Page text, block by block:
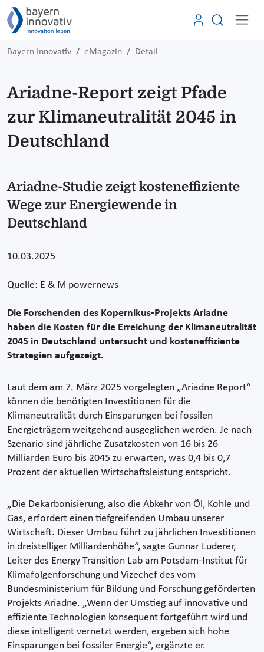
Bayern Innovativ eMagazin Detail
Ariadne-Report zeigt Pfade
zur Klimaneutralität 2045 in
Deutschland
Ariadne-Studie zeigt kosteneffiziente
Wege zur Energiewende in
Deutschland
10.03.2025
Quelle: E & M powernews
Die Forschenden des Kopernikus-Projekts Ariadne
haben die Kosten für die Erreichung der Klimaneutralität
2045 in Deutschland untersucht und kosteneffiziente
Strategien aufgezeigt.
Laut dem am 7. März 2025 vorgelegten „Ariadne Report“
können die benötigten Investitionen für die
Klimaneutralität durch Einsparungen bei fossilen
Energieträgern weitgehend ausgeglichen werden. Je nach
Szenario sind jährliche Zusatzkosten von 16 bis 26
Milliarden Euro bis 2045 zu erwarten, was 0,4 bis 0,7
Prozent der aktuellen Wirtschaftsleistung entspricht.
„Die Dekarbonisierung, also die Abkehr von Öl, Kohle und
Gas, erfordert einen tiefgreifenden Umbau unserer
Wirtschaft. Dieser Umbau führt zu jährlichen Investitionen
in dreistelliger Milliardenhöhe“, sagte Gunnar Luderer,
Leiter des Energy Transition Lab am Potsdam-Institut für
Klimafolgenforschung und Vizechef des vom
Bundesministerium für Bildung und Forschung geförderten
Projekts Ariadne. „Wenn der Umstieg auf innovative und
effiziente Technologien konsequent fortgeführt wird und
diese intelligent vernetzt werden, ergeben sich hohe
Einsparungen bei fossiler Energie“, ergänzte er.